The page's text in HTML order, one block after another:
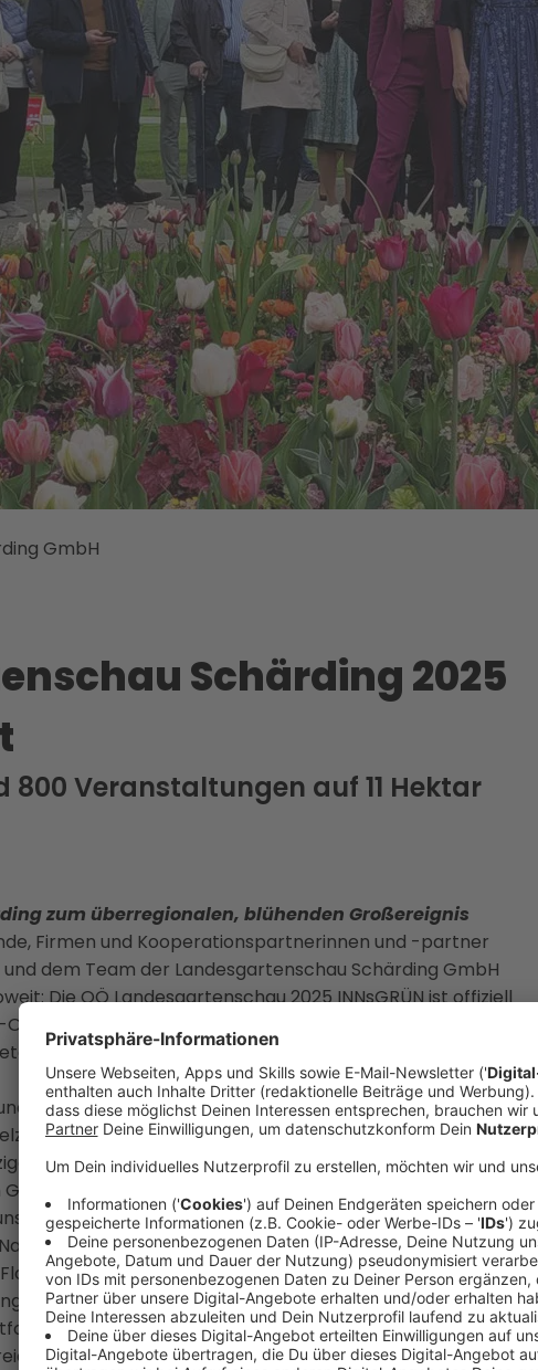
GmbH
Schärding 2025
800 Veranstaltungen auf 11 Hektar
zum überregionalen, blühenden Großereignis
Firmen und Kooperationspartnerinnen und -partner
dem Team der Landesgartenschau Schärding GmbH
Die OÖ Landesgartenschau 2025 INNsGRÜN ist offiziell
für die Schärdinger Bewohnerinnen und Bewohner
wurden die Tore für die gesamte Öffentlichkeit eröffnet.
sie verspricht, ein Publikumsmagnet zu werden“, sagt
der beim Pre-Opening auch das Gelände besichtigt hat.
Geländebereiche formen das Gartenschaugelände
zeigen liebevoll gestaltete Beete, bieten
und Spiel- und Erholungsflächen. Hier erlebt man
ebenso wie fantasievoll gestaltete Themengärten,
und kulinarische Köstlichkeiten in der
Café. Über 800 Events können die Gartenschaugäste
im Gelände genießen: Konzerte, Lesungen,
Himmel, mitten im Grünen und umgeben von einer